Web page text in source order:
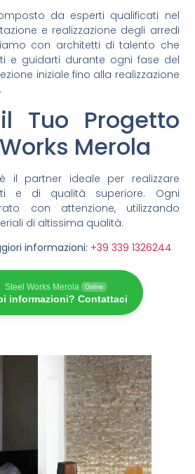
da esperti qualificati nel
e realizzazione degli arredi
con architetti di talento che
e guidarti durante ogni fase del
iniziale fino alla realizzazione
Tuo Progetto
Merola
è il partner ideale per realizzare
e di qualità superiore. Ogni
con attenzione, utilizzando
di altissima qualità.
informazioni: +39 339 1326244
Steel Works Merola Online
informazioni? Contattaci